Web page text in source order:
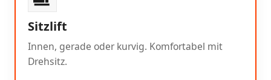
Sitzlift
Innen, gerade oder kurvig. Komfortabel mit
Drehsitz.